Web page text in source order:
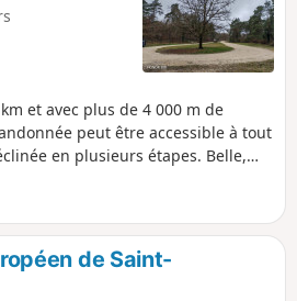
et avec plus de 4 000 m de
peut être accessible à tout
en plusieurs étapes. Belle,
à la randonnée. Les points
autour de cette randonnée.
patrimoine mais aussi de nature y
de Saint-